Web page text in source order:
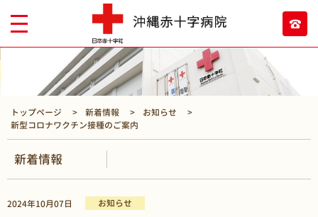
トップページ 新着情報
お知らせ
新型コロナワクチン接種のご案内
新着情報
2024年10月07日 お知らせ